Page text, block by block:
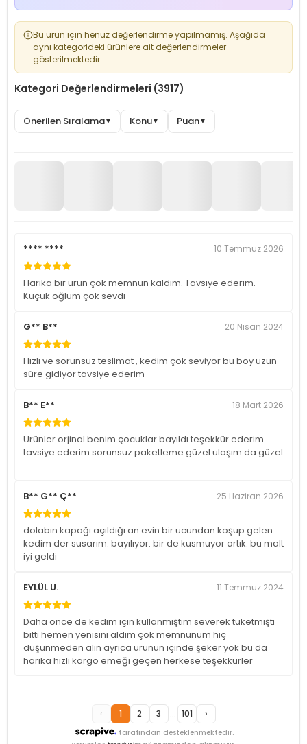
Bu ürün için henüz değerlendirme yapılmamış. Aşağıda
aynı kategorideki ürünlere ait değerlendirmeler
gösterilmektedir.
Kategori Değerlendirmeleri (3917)
Önerilen Sıralama▼ Konu▼ Puan▼
**** **** 10 Temmuz 2026
Harika bir ürün çok memnun kaldım. Tavsiye ederim.
Küçük oğlum çok sevdi
G** B** 20 Nisan 2024
Hızlı ve sorunsuz teslimat , kedim çok seviyor bu boy uzun
süre gidiyor tavsiye ederim
B** E** 18 Mart 2026
Ürünler orjinal benim çocuklar bayıldı teşekkür ederim
tavsiye ederim sorunsuz paketleme güzel ulaşım da güzel
.
B** G** Ç** 25 Haziran 2026
dolabın kapağı açıldığı an evin bir ucundan koşup gelen
kedim der susarım. bayılıyor. bir de kusmuyor artık. bu malt
iyi geldi
EYLÜL U. 11 Temmuz 2024
Daha önce de kedim için kullanmıştım severek tüketmişti
bitti hemen yenisini aldım çok memnunum hiç
düşünmeden alın ayrıca ürünün içinde şeker yok bu da
harika hızlı kargo emeği geçen herkese teşekkürler
tarafından desteklenmektedir.
‹ 1 2 3 ... 101 ›